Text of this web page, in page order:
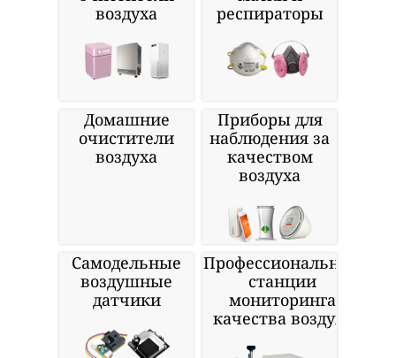
воздуха
респираторы
Домашние
очистители
воздуха
Приборы для
наблюдения за
качеством
воздуха
Самодельные
воздушные
датчики
Профессиональные
станции
мониторинга
качества воздуха